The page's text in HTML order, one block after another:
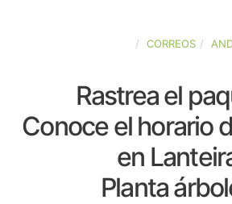
CORREOS
Rastrea el
Conoce el horario
en
Planta